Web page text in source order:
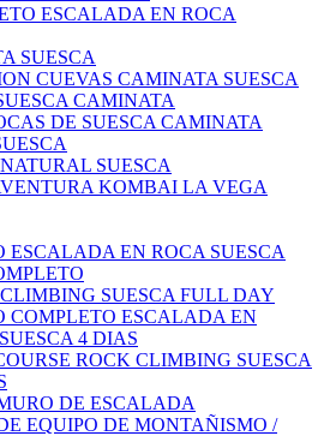
ESCALADA EN ROCA
SUESCA
CUEVAS CAMINATA SUESCA
CAMINATA
DE SUESCA CAMINATA
SUESCA
KOMBAI LA VEGA
ESCALADA EN ROCA SUESCA
SUESCA FULL DAY
COMPLETO ESCALADA EN
4 DIAS
ROCK CLIMBING SUESCA
DE ESCALADA
EQUIPO DE MONTAÑISMO /